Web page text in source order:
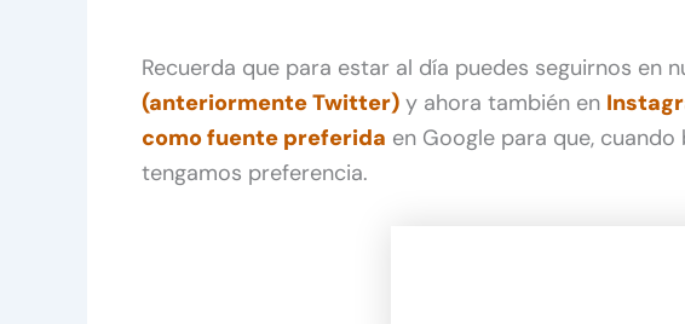
Recuerda que para estar al día puedes seguirnos en
(anteriormente Twitter) y ahora también en
como fuente preferida en Google para que,
tengamos preferencia.